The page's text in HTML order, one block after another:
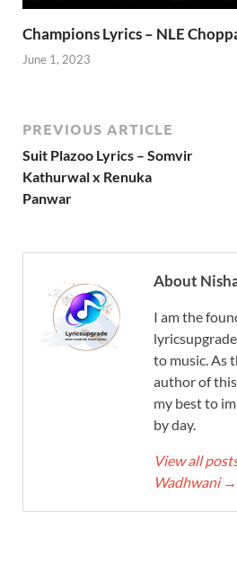
Champions Lyrics – NLE
June 1, 2023
PREVIOUS ARTICLE
Suit Plazoo Lyrics – Somvir
Kathurwal x Renuka
Panwar
About
I am the
to music. As
author of
my best to
by day.
View all
Wadhwani →